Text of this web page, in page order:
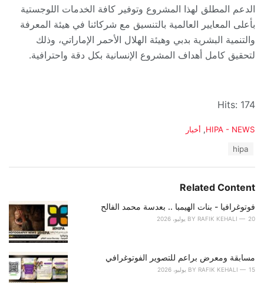
الدعم المطلق لهذا المشروع وتوفير كافة الخدمات اللوجستية
بأعلى المعايير العالمية بالتنسيق مع شركائنا في هيئة المعرفة
والتنمية البشرية بدبي وهيئة الهلال الأحمر الإماراتي، وذلك
لتحقيق كامل أهداف المشروع الإنسانية بكل دقة واحترافية.
Hits: 174
C
r
HIPA - NEWS
, أخبار
:
hipa
Related Content
فوتوغرافيا - بنات الهيمبا .. بعدسة محمد الفالح
BY RAFIK KEHALI 20 يوليو، 2026
مسابقة ومعرض براعم للتصوير الفوتوغرافي
BY RAFIK KEHALI 15 يوليو، 2026